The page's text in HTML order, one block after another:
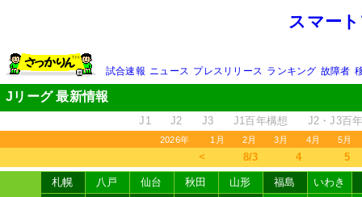
スマー
試合速報 ニュース プレスリリース ランキング 故障者
Jリーグ 最新情報
J1 J2 J3 J1百年構想 J2・J3百
2026年 1月 2月 3月 4月 5月
＜ 8/3 4 5
札幌 八戸 仙台 秋田 山形 福島
いわき